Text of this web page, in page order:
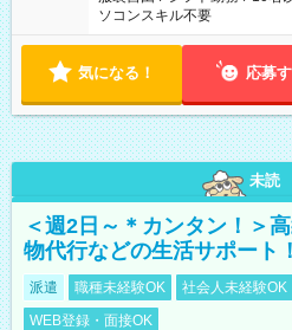
ソコンスキル不要
気になる！ 応募
未読
＜週2日～＊カンタン！＞
物代行などの生活サポート！
派遣 職種未経験OK 社会人未経験OK
WEB登録・面接OK